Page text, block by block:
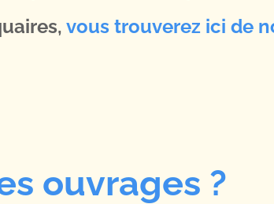
vous trouverez ici de
ouvrages ?